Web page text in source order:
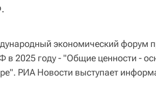
экономический форум
2025 году - "Общие ценности -
РИА Новости выступает